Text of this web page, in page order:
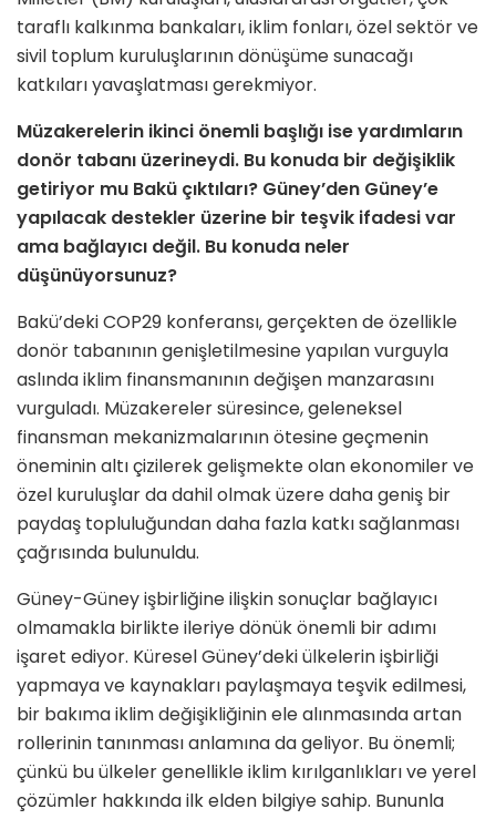
taraflı kalkınma bankaları, iklim fonları, özel sektör ve
sivil toplum kuruluşlarının dönüşüme sunacağı
katkıları yavaşlatması gerekmiyor.
Müzakerelerin ikinci önemli başlığı ise yardımların
donör tabanı üzerineydi. Bu konuda bir değişiklik
getiriyor mu Bakü çıktıları? Güney’den Güney’e
yapılacak destekler üzerine bir teşvik ifadesi var
ama bağlayıcı değil. Bu konuda neler
düşünüyorsunuz?
Bakü’deki COP29 konferansı, gerçekten de özellikle
donör tabanının genişletilmesine yapılan vurguyla
aslında iklim finansmanının değişen manzarasını
vurguladı. Müzakereler süresince, geleneksel
finansman mekanizmalarının ötesine geçmenin
öneminin altı çizilerek gelişmekte olan ekonomiler ve
özel kuruluşlar da dahil olmak üzere daha geniş bir
paydaş topluluğundan daha fazla katkı sağlanması
çağrısında bulunuldu.
Güney-Güney işbirliğine ilişkin sonuçlar bağlayıcı
olmamakla birlikte ileriye dönük önemli bir adımı
işaret ediyor. Küresel Güney’deki ülkelerin işbirliği
yapmaya ve kaynakları paylaşmaya teşvik edilmesi,
bir bakıma iklim değişikliğinin ele alınmasında artan
rollerinin tanınması anlamına da geliyor. Bu önemli;
çünkü bu ülkeler genellikle iklim kırılganlıkları ve yerel
çözümler hakkında ilk elden bilgiye sahip. Bununla